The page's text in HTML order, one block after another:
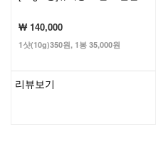
₩ 140,000
1샷(10g)350원, 1봉 35,000원
리뷰보기